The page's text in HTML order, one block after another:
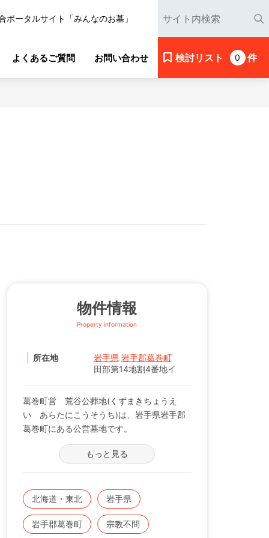
ポータルサイト「みんなのお墓」
よくあるご質問 お問い合わせ 検討リスト 0 件
物件情報
Property information
所在地 岩手県 岩手郡葛巻町
田部第14地割4番地イ
葛巻町営 荒谷公葬地(くずまきちょうえ
い あらたにこうそうち)は、岩手県岩手郡
葛巻町にある公営墓地です。
もっと見る
北海道・東北 岩手県
岩手郡葛巻町 宗教不問